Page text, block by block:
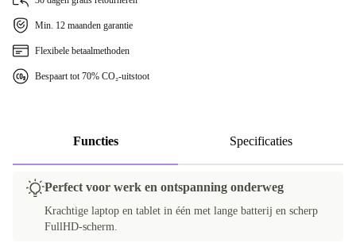
Min. 12 maanden garantie
Flexibele betaalmethoden
Bespaart tot 70% CO₂-uitstoot
Functies Specificaties
Perfect voor werk en ontspanning onderweg
Krachtige laptop en tablet in één met lange batterij en scherp
FullHD-scherm.